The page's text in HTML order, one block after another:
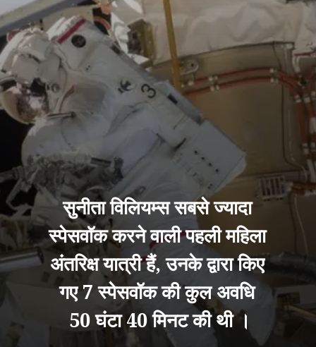
सुनीता विलियम्स सबसे ज्यादा
स्पेसवॉक करने वाली पहली महिला
अंतरिक्ष यात्री हैं, उनके द्वारा किए
गए 7 स्पेसवॉक की कुल अवधि
50 घंटा 40 मिनट की थी ।